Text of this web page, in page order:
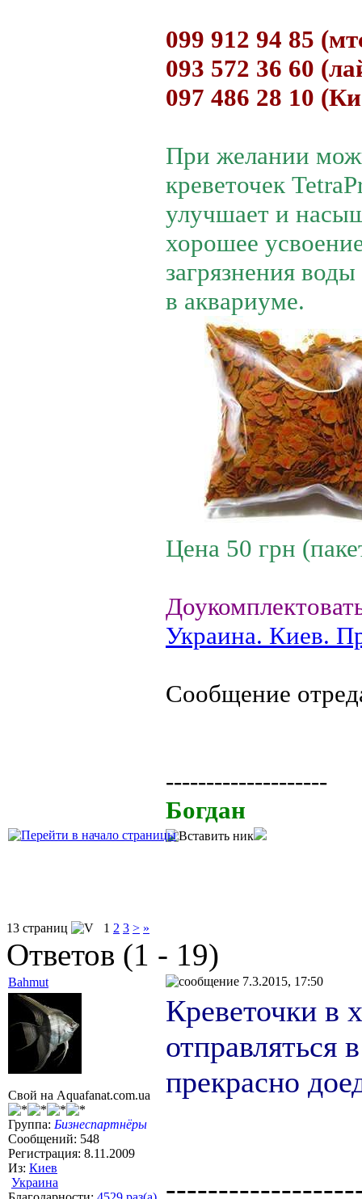
099 912 94 85
093 572 36 60
097 486 28 10
При желании
креветочек
улучшает и
хорошее
загрязнения
в аквариуме.
Цена 50 грн
Украина. Киев.
Сообщение
--------------------
Богдан
13 страниц 1 2 3 > »
Ответов (1 - 19)
Bahmut 7.3.2015, 17:50
Свой на Aquafanat.com.ua
Группа: Бизнеспартнёры
Сообщений: 548
Регистрация: 8.11.2009
Из: Киев
Украина
Креветочки в
отправляться
прекрасно